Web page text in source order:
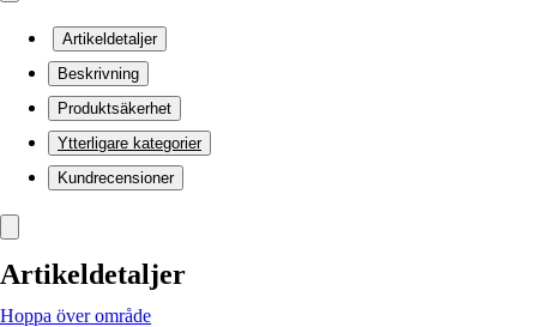
Artikeldetaljer
Beskrivning
Produktsäkerhet
Ytterligare kategorier
Kundrecensioner
Artikeldetaljer
Hoppa över område